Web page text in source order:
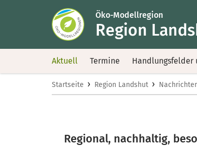
Öko-Modellregion
Region
Aktuell Termine Handlungsfelder
Startseite › Region Landshut ›
Regional, nachhaltig,